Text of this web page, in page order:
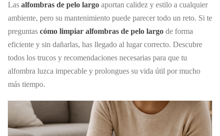
Las alfombras de pelo largo aportan calidez y estilo a cualquier
ambiente, pero su mantenimiento puede parecer todo un reto. Si te
preguntas cómo limpiar alfombras de pelo largo de forma
eficiente y sin dañarlas, has llegado al lugar correcto. Descubre
todos los trucos y recomendaciones necesarias para que tu
alfombra luzca impecable y prolongues su vida útil por mucho
más tiempo.